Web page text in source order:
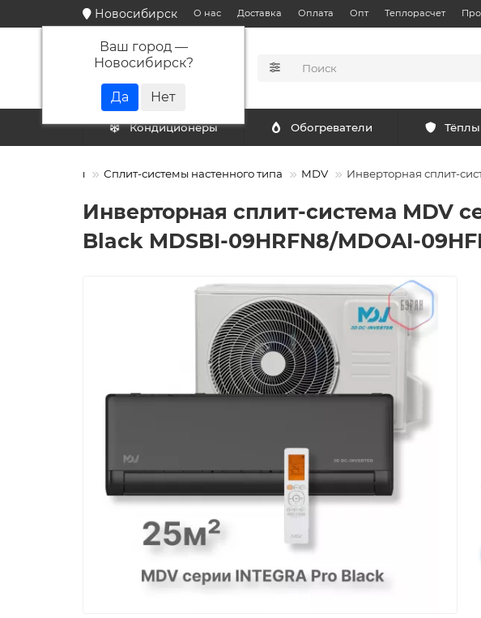
Новосибирск
Ваш город —
Новосибирск?
О нас Доставка Оплата Опт Теплорасчет
КАТАЛОГ
Кондиционеры Обогреватели
Кондиционеры Сплит-системы настенного типа MDV Инверторная сплит-
Инверторная сплит-система MDV
Black MDSBI-09HRFN8/MDOAI-